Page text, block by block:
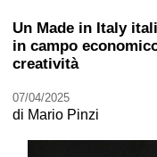
Un Made in Italy
in campo
creatività
07/04/2025
di Mario Pinzi